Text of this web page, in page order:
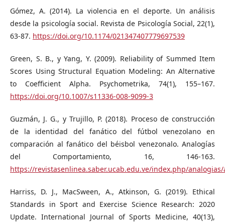
Gómez, A. (2014). La violencia en el deporte. Un análisis
desde la psicología social. Revista de Psicología Social, 22(1),
63-87. https://doi.org/10.1174/021347407779697539
Green, S. B., y Yang, Y. (2009). Reliability of Summed Item
Scores Using Structural Equation Modeling: An Alternative
to Coefficient Alpha. Psychometrika, 74(1), 155–167.
https://doi.org/10.1007/s11336-008-9099-3
Guzmán, J. G., y Trujillo, P. (2018). Proceso de construcción
de la identidad del fanático del fútbol venezolano en
comparación al fanático del béisbol venezonalo. Analogías
del Comportamiento, 16, 146-163.
https://revistasenlinea.saber.ucab.edu.ve/index.php/
Harriss, D. J., MacSween, A., Atkinson, G. (2019). Ethical
Standards in Sport and Exercise Science Research: 2020
Update. International Journal of Sports Medicine, 40(13),